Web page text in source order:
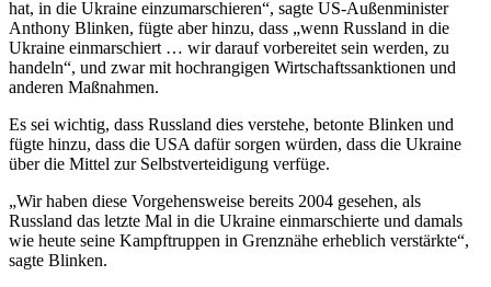
hat, in die Ukraine einzumarschieren“, sagte US-Außenminister
Anthony Blinken, fügte aber hinzu, dass „wenn Russland in die
Ukraine einmarschiert … wir darauf vorbereitet sein werden, zu
handeln“, und zwar mit hochrangigen Wirtschaftssanktionen und
anderen Maßnahmen.
Es sei wichtig, dass Russland dies verstehe, betonte Blinken und
fügte hinzu, dass die USA dafür sorgen würden, dass die Ukraine
über die Mittel zur Selbstverteidigung verfüge.
„Wir haben diese Vorgehensweise bereits 2004 gesehen, als
Russland das letzte Mal in die Ukraine einmarschierte und damals
wie heute seine Kampftruppen in Grenznähe erheblich verstärkte“,
sagte Blinken.